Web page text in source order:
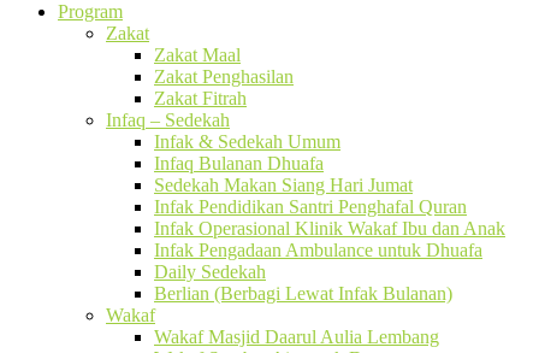
Program
Zakat
Zakat Maal
Zakat Penghasilan
Zakat Fitrah
Infaq – Sedekah
Infak & Sedekah Umum
Infaq Bulanan Dhuafa
Sedekah Makan Siang Hari Jumat
Infak Pendidikan Santri Penghafal Quran
Infak Operasional Klinik Wakaf Ibu dan Anak
Infak Pengadaan Ambulance untuk Dhuafa
Daily Sedekah
Berlian (Berbagi Lewat Infak Bulanan)
Wakaf
Wakaf Masjid Daarul Aulia Lembang